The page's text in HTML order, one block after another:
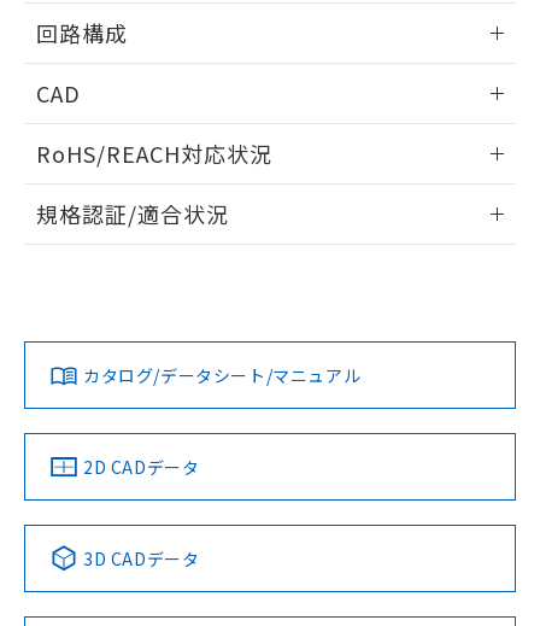
取りつけ穴加工図
回路構成
CAD
ドすることができます。
ログイン/会員登録
ダウンロードデータをご利用いただく前に、以下を必ずお読
みください。
ソフトウェアの使用条件
RoHS/REACH対応状況
D4N-2B80のRoHS対応状況については、営業部門もしくは販
この製品のRoHS/REACH対応状況ページへ
規格認証/適合状況
LR型式承認
（イギリス
船舶規格）
DNV型式承認
（ノルウェー
BV型式承認
（フランス
KR型式
（韓国
No No No No
この製品の規格認証/適合状況ページへ
その他の認証はこちらのページからご検索ください
カタログ/データシート/マニュアル
2D CADデータ
3D CADデータ
および当社の共同利用者が、当社の製
品・サービスに関するお客様との取
をご了承ください。
※当社の共同利用者とは、
の共同利用に関して"
の「1.共同利
下記の非含有証明書をダウンロードするこ
とができます。
EU RoHS指令（10物質）の非含有証明書
51物質の非含有証明書（当社基準）
また、RoHS指令のフタル酸エステル類４
物質の対応では、対応完了までの期間は出
荷製品に未対応品が混在することから備考
していることから、特段のことがない限
り、2022年1月12日より割愛しておりま
す。
及ぼさない年数を意味します。
「－」：未確認です。当社販売部門へお問
い合わせください。
合意する